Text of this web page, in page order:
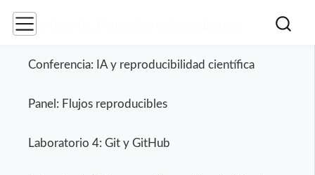
Conferencia: Protocolos y datos abiertos
Conferencia: IA y reproducibilidad científica
Panel: Flujos reproducibles
Laboratorio 4: Git y GitHub